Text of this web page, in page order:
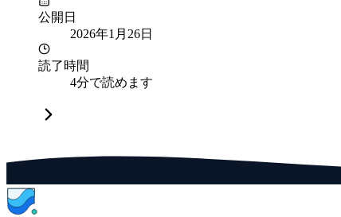
公開日
2026年1月26日
読了時間
4分で読めます